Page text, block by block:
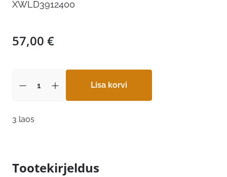
XWLD3912400
57,00 €
Lisa korvi
3 laos
Tootekirjeldus